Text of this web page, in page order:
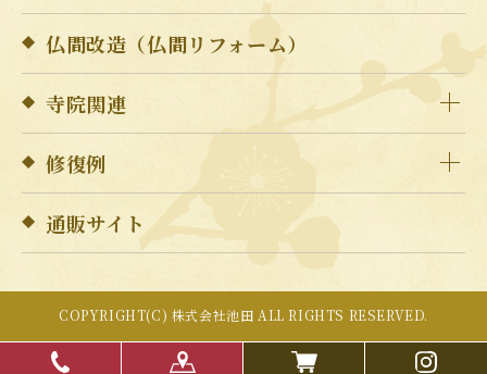
仏間改造（仏間リフォーム）
寺院関連
修復例
通販サイト
COPYRIGHT(C) 株式会社池田 ALL RIGHTS RESERVED.